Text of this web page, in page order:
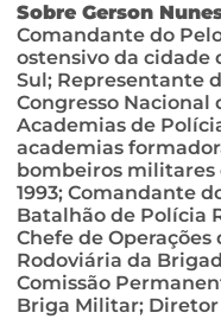
Sobre Gerson
Comandante do
ostensivo da cidade
Sul; Representante
Congresso Nacional
Academias de
academias
bombeiros militares
1993; Comandante
Batalhão de Polícia
Chefe de
Rodoviária da
Comissão
Briga Militar; Diretor